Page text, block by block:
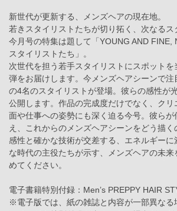
新世代が更新する、メンズヘアの現在地。
若きスタイリストたちが切り拓く、次なるス
今月号の特集は題して「YOUNG AND FINE,
スタイリストたち」。
次世代を担う若手スタイリストにスポット
弾をお届けします。今メンズヘアシーンで注
の4名のスタイリストが登場。彼らの感性が
公開します。作品の完成度だけでなく、クリ
面や仕事への姿勢にも深く迫る今号。彼らが
え、これからのメンズヘアシーンをどう描
感性と確かな技術が交差する、エネルギーに
な時代の主役たちが示す、メンズヘアの未
めてください。
電子書籍特別付録：Men’s PREPPY HAIR
※電子版では、紙の雑誌と内容が一部異なる